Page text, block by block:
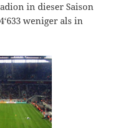
in dieser Saison
weniger als in